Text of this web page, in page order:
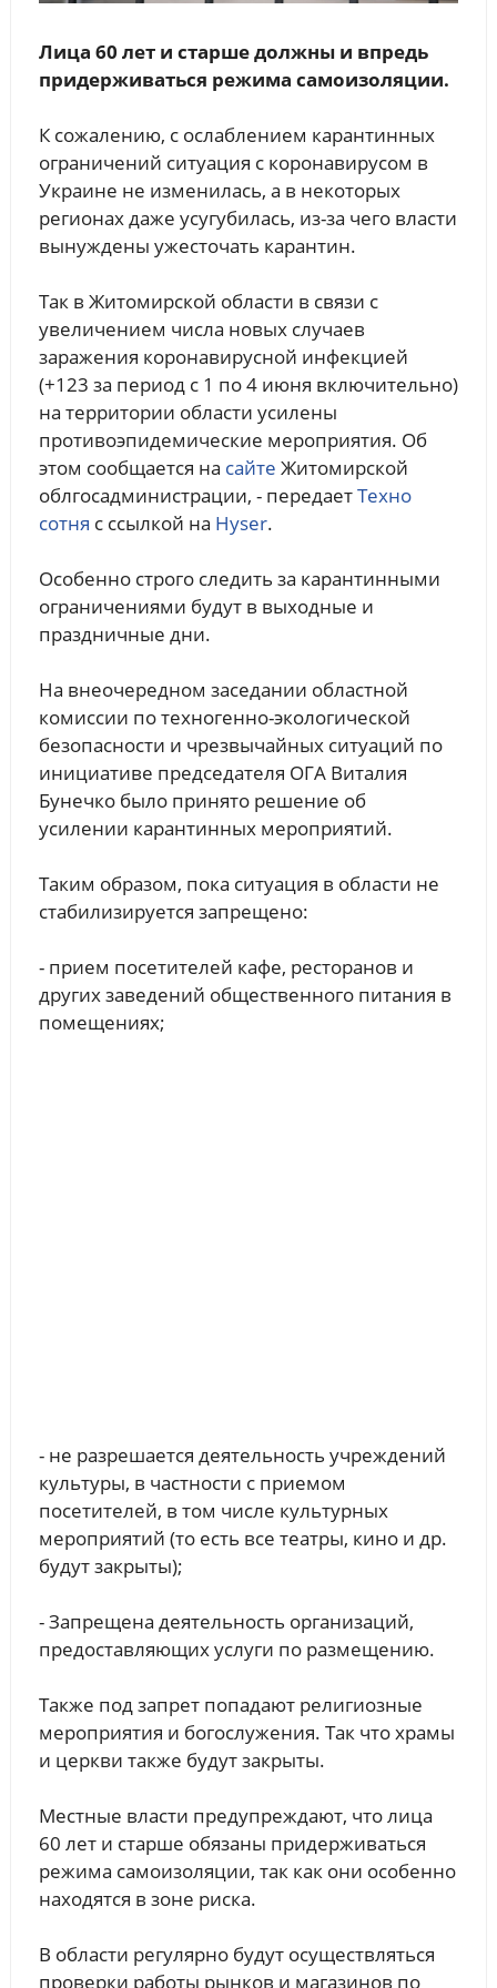
Лица 60 лет и старше должны и впредь
придерживаться режима самоизоляции.
К сожалению, с ослаблением карантинных
ограничений ситуация с коронавирусом в
Украине не изменилась, а в некоторых
регионах даже усугубилась, из-за чего власти
вынуждены ужесточать карантин.
Так в Житомирской области в связи с
увеличением числа новых случаев
заражения коронавирусной инфекцией
(+123 за период с 1 по 4 июня включительно)
на территории области усилены
противоэпидемические мероприятия. Об
этом сообщается на сайте Житомирской
облгосадминистрации, - передаетТехно
сотня с ссылкой на Hyser.
Особенно строго следить за карантинными
ограничениями будут в выходные и
праздничные дни.
На внеочередном заседании областной
комиссии по техногенно-экологической
безопасности и чрезвычайных ситуаций по
инициативе председателя ОГА Виталия
Бунечко было принято решение об
усилении карантинных мероприятий.
Таким образом, пока ситуация в области не
стабилизируется запрещено:
- прием посетителей кафе, ресторанов и
других заведений общественного питания в
помещениях;
- не разрешается деятельность учреждений
культуры, в частности с приемом
посетителей, в том числе культурных
мероприятий (то есть все театры, кино и др.
будут закрыты);
- Запрещена деятельность организаций,
предоставляющих услуги по размещению.
Также под запрет попадают религиозные
мероприятия и богослужения. Так что храмы
и церкви также будут закрыты.
Местные власти предупреждают, что лица
60 лет и старше обязаны придерживаться
режима самоизоляции, так как они особенно
находятся в зоне риска.
В области регулярно будут осуществляться
проверки работы рынков и магазинов по